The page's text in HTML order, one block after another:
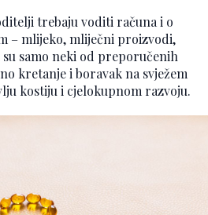
trebaju voditi računa i o
– mlijeko, mliječni proizvodi,
samo neki od preporučenih
kretanje i boravak na svježem
kostiju i cjelokupnom razvoju.